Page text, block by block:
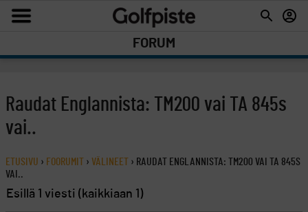
FORUM
Raudat Englannista: TM200 vai TA 845s
vai..
ETUSIVU › FOORUMIT › VÄLINEET › RAUDAT ENGLANNISTA: TM200 VAI TA 845S
VAI..
Esillä 1 viesti (kaikkiaan 1)